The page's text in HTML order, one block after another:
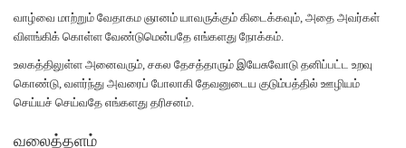
வாழ்வை மாற்றும் வேதாகம ஞானம் யாவருக்கும் கிடைக்கவும், அதை அவர்கள்
விளங்கிக் கொள்ள வேண்டுமென்பதே எங்களது நோக்கம்.
உலகத்திலுள்ள அனைவரும், சகல தேசத்தாரும் இயேசுவோடு தனிப்பட்ட உறவு
கொண்டு, வளர்ந்து அவரைப் போலாகி தேவனுடைய குடும்பத்தில் ஊழியம்
செய்யச் செய்வதே எங்களது தரிசனம்.
வலைத்தளம்